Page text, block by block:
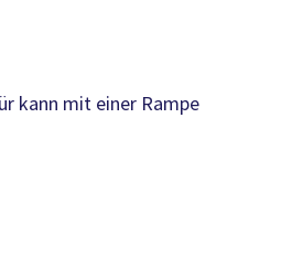
kann mit einer Rampe